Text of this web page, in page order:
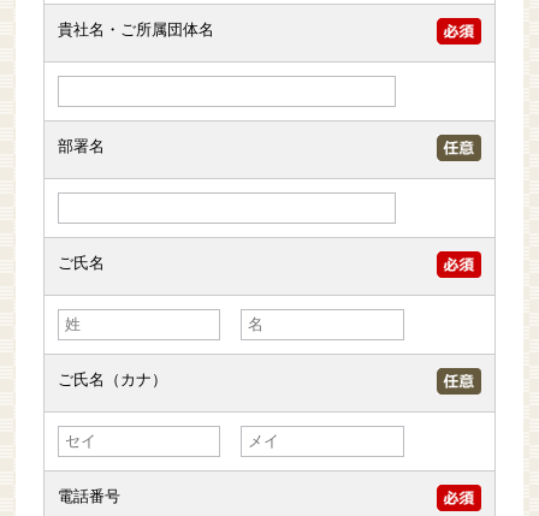
貴社名・ご所属団体名
部署名
ご氏名
ご氏名（カナ）
電話番号